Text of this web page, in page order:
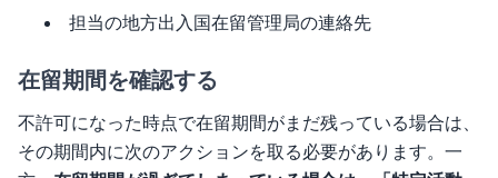
担当の地方出入国在留管理局の連絡先
在留期間を確認する
不許可になった時点で在留期間がまだ残っている場合は、
その期間内に次のアクションを取る必要があります。一